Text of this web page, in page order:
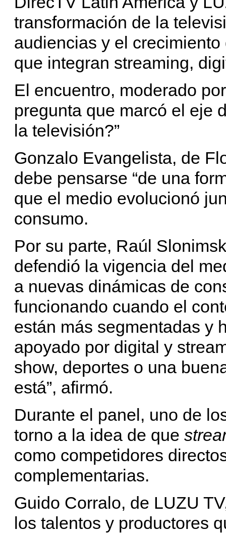
transformación de la
audiencias y el
que integran streaming,
El encuentro, moderado
pregunta que marcó el eje
la televisión?”
Gonzalo Evangelista, de
debe pensarse “de una
que el medio evolucionó
consumo.
Por su parte, Raúl
defendió la vigencia del
a nuevas dinámicas de
funcionando cuando el
están más segmentadas y
apoyado por digital y
show, deportes o una
está”, afirmó.
Durante el panel, uno de
torno a la idea de que
como competidores
complementarias.
Guido Corralo, de LUZU
los talentos y productores